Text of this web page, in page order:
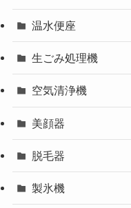
温水便座
生ごみ処理機
空気清浄機
美顔器
脱毛器
製氷機